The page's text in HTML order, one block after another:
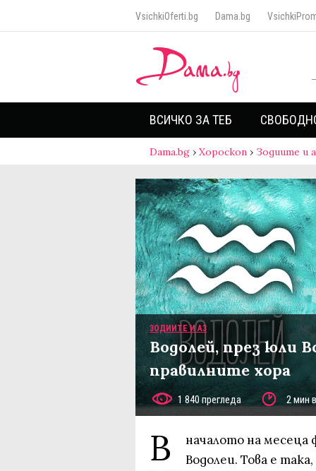
VsichkiOferti.bg Dama.bg
ВСИЧКО ЗА ТЕБ
Dama.bg › Хороскоп › Зодиите и
ЗОДИИТЕ И АЗ
Водолей, през юли
правилните хора
1 840 прегледа 2 мин
В
началото на
Водолеи. Това е